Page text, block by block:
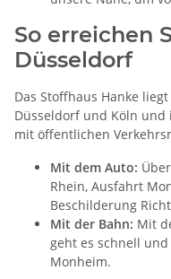
So erreichen
Düsseldorf
Das Stoffhaus Hanke
Düsseldorf und Köln und
mit öffentlichen
Mit dem Auto:
Rhein, Ausfahrt
Beschilderung
Mit der Bahn: Mit
geht es schnell
Monheim.